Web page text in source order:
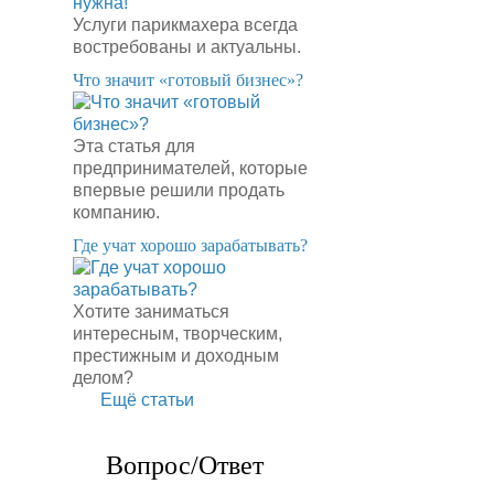
Услуги парикмахера всегда
востребованы и актуальны.
​Что значит «готовый бизнес»?
Эта статья для
предпринимателей, которые
впервые решили продать
компанию.
​Где учат хорошо зарабатывать?
Хотите заниматься
интересным, творческим,
престижным и доходным
делом?
Ещё статьи
Вопрос/Ответ